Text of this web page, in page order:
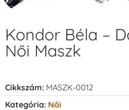
Kondor Béla –
Női Maszk
Cikkszám: MASZK-0012
Kategória: Női